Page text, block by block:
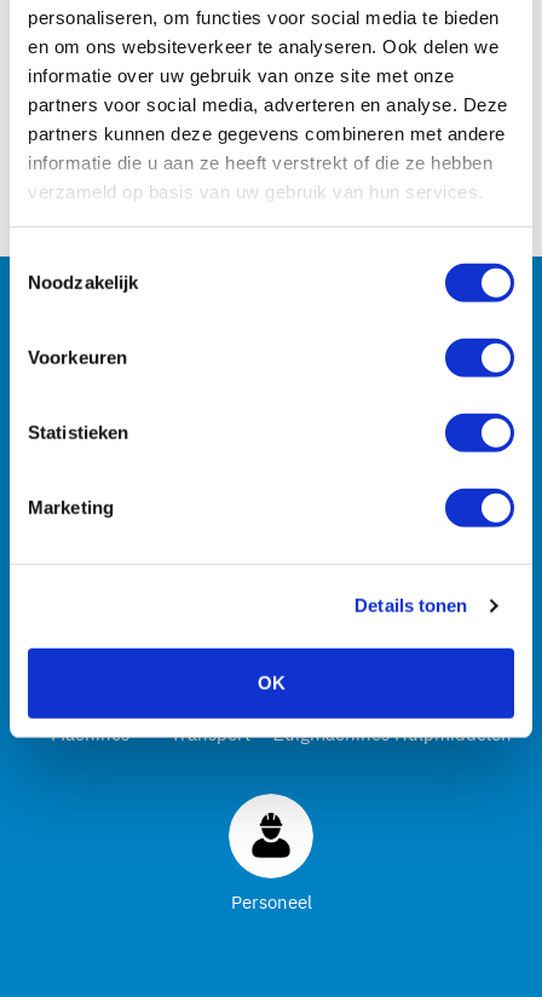
personaliseren, om functies voor social media te bieden
en om ons websiteverkeer te analyseren. Ook delen we
informatie over uw gebruik van onze site met onze
partners voor social media, adverteren en analyse. Deze
partners kunnen deze gegevens combineren met andere
informatie die u aan ze heeft verstrekt of die ze hebben
verzameld op basis van uw gebruik van hun services.
Toestemmingsselectie
Noodzakelijk
Voorkeuren
Statistieken
Marketing
Details tonen
OK
Naar het overzicht
Machines Transport ZuigmachinesHulpmiddelen
Personeel